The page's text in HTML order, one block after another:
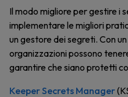
Il modo migliore per gestire i
implementare le migliori
un gestore dei segreti. Con
organizzazioni possono
garantire che siano protetti
Keeper Secrets Manager